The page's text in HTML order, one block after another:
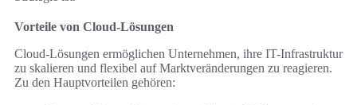
Vorteile von Cloud-Lösungen
Cloud-Lösungen ermöglichen Unternehmen, ihre IT-Infrastruktur
zu skalieren und flexibel auf Marktveränderungen zu reagieren.
Zu den Hauptvorteilen gehören: